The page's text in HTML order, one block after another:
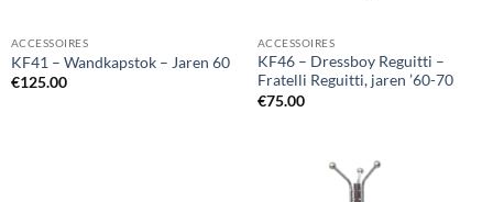
ACCESSOIRES
KF41 – Wandkapstok – Jaren 60
€125.00
ACCESSOIRES
KF46 – Dressboy Reguitti –
Fratelli Reguitti, jaren ’60-70
€75.00